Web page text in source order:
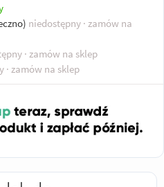
niedostępny · zamów na
· zamów na sklep
· zamów na sklep